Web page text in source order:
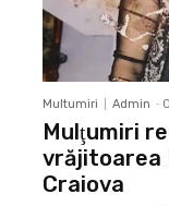
Multumiri Admin -
Mulţumiri
vrăjitoarea
Craiova